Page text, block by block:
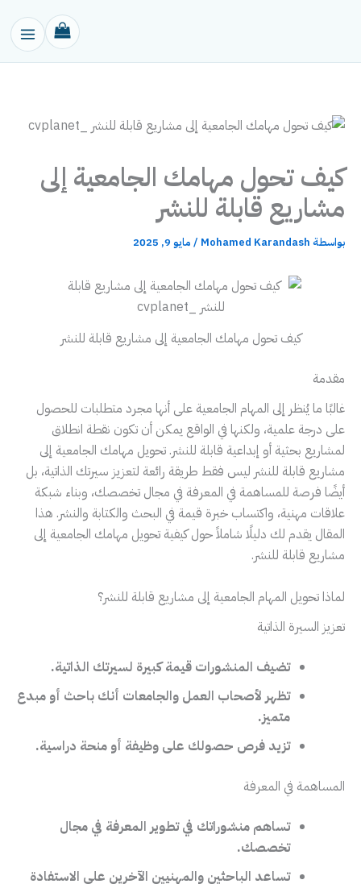
كيف تحول مهامك الجامعية إلى
مشاريع قابلة للنشر
بواسطة Mohamed Karandash
/ مايو 9, 2025
كيف تحول مهامك الجامعية إلى مشاريع قابلة للنشر
مقدمة
غالبًا ما يُنظر إلى المهام الجامعية على أنها مجرد متطلبات للحصول
على درجة علمية، ولكنها في الواقع يمكن أن تكون نقطة انطلاق
لمشاريع بحثية أو إبداعية قابلة للنشر. تحويل مهامك الجامعية إلى
مشاريع قابلة للنشر ليس فقط طريقة رائعة لتعزيز سيرتك الذاتية، بل
أيضًا فرصة للمساهمة في المعرفة في مجال تخصصك، وبناء شبكة
علاقات مهنية، واكتساب خبرة قيمة في البحث والكتابة والنشر. هذا
المقال يقدم لك دليلًا شاملاً حول كيفية تحويل مهامك الجامعية إلى
مشاريع قابلة للنشر.
لماذا تحويل المهام الجامعية إلى مشاريع قابلة للنشر؟
تعزيز السيرة الذاتية
تضيف المنشورات قيمة كبيرة لسيرتك الذاتية.
تظهر لأصحاب العمل والجامعات أنك باحث أو مبدع
متميز.
تزيد فرص حصولك على وظيفة أو منحة دراسية.
المساهمة في المعرفة
تساهم منشوراتك في تطوير المعرفة في مجال
تخصصك.
تساعد الباحثين والمهنيين الآخرين على الاستفادة